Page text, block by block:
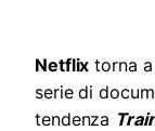
Netflix torna
serie di
tendenza